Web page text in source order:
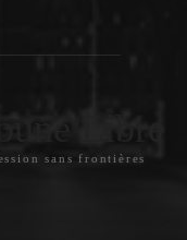
Libre
sans frontières